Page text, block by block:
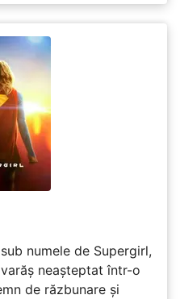
numele de Supergirl,
neașteptat într-o
de răzbunare și